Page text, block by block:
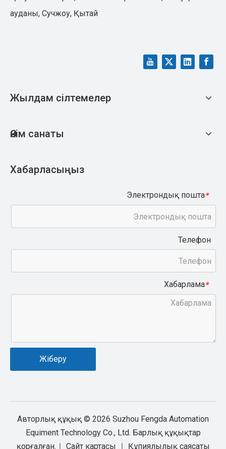
ауданы, Сучжоу, Қытай
Жылдам сілтемелер
Өнім санаты
Хабарласыңыз
*
Электрондық пошта
Телефон
*
Хабарлама
Жіберу
Авторлық құқық © 2026 Suzhou Fengda Automation
Equiment Technology Co., Ltd. Барлық құқықтар
қорғалған.｜ Сайт картасы Құпиялылық саясаты